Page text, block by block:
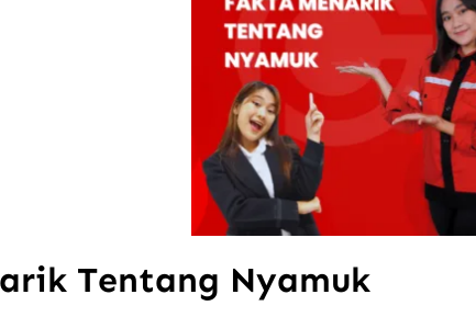
Tentang Nyamuk